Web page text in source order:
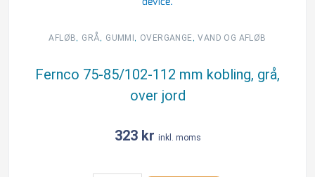
grå,
jord
antal
AFLØB, GRÅ, GUMMI, OVERGANGE ,VAND OG AFLØB
Fernco 75-85/102-112 mm kobling, grå,
over jord
323 kr inkl. moms